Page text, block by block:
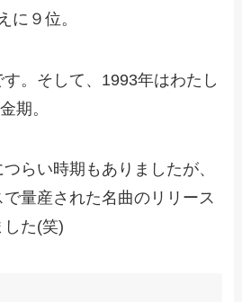
に９位。
。そして、1993年はわたし
期。
らい時期もありましたが、
量産された名曲のリリース
した(笑)